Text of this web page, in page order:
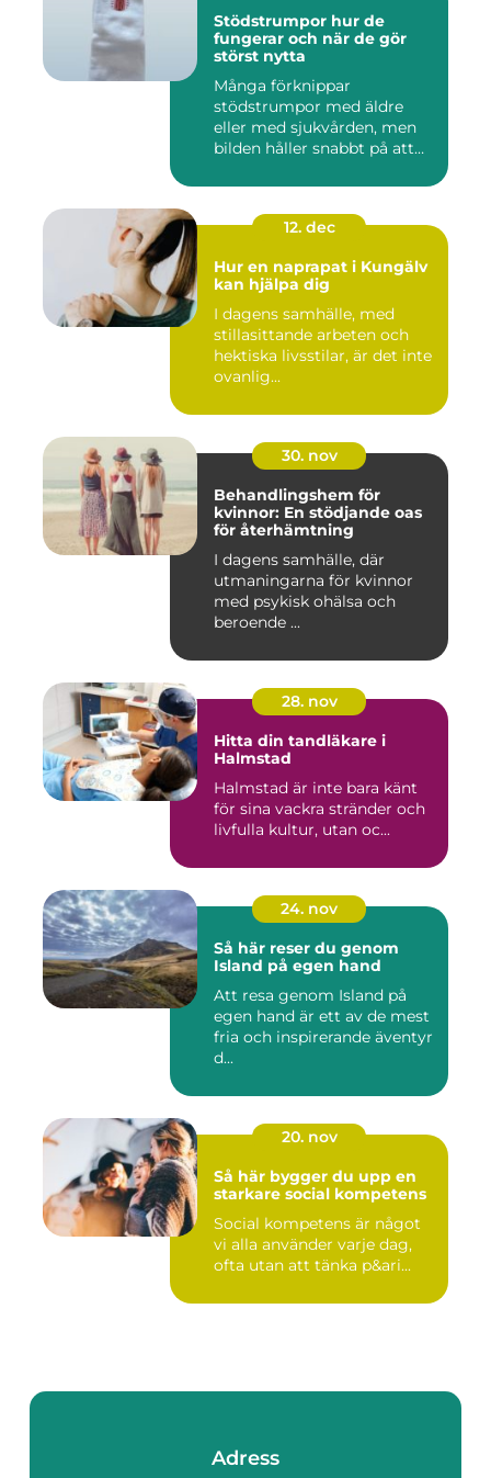
Stödstrumpor hur de
fungerar och när de gör
störst nytta
Många förknippar
stödstrumpor med äldre
eller med sjukvården, men
bilden håller snabbt på att
12. dec
Hur en naprapat i Kungälv
kan hjälpa dig
I dagens samhälle, med
stillasittande arbeten och
hektiska livsstilar, är det inte
ovanlig...
30. nov
Behandlingshem för
kvinnor: En stödjande oas
för återhämtning
I dagens samhälle, där
utmaningarna för kvinnor
med psykisk ohälsa och
beroende ...
28. nov
Hitta din tandläkare i
Halmstad
Halmstad är inte bara känt
för sina vackra stränder och
livfulla kultur, utan oc...
24. nov
Så här reser du genom
Island på egen hand
Att resa genom Island på
egen hand är ett av de mest
fria och inspirerande äventyr
d...
20. nov
Så här bygger du upp en
starkare social kompetens
Social kompetens är något
vi alla använder varje dag,
ofta utan att tänka p&ari...
Adress